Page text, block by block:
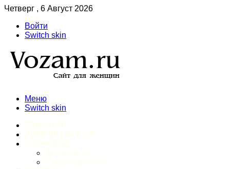
Четверг , 6 Август 2026
Войти
Switch skin
Меню
Switch skin